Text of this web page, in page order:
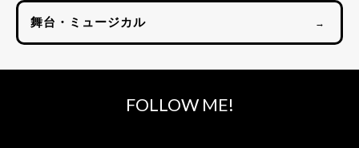
舞台・ミュージカル →
FOLLOW ME!